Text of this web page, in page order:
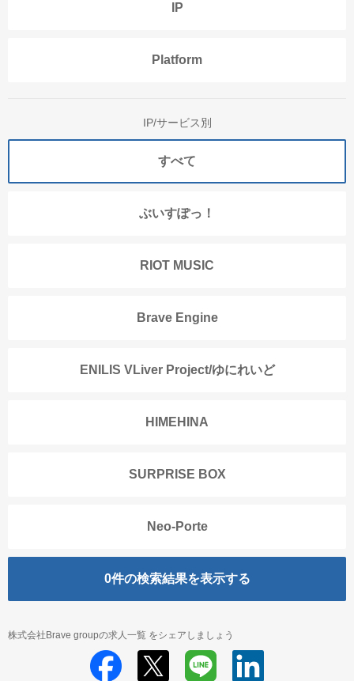
IP
Platform
IP/サービス別
すべて
ぶいすぽっ！
RIOT MUSIC
Brave Engine
ENILIS VLiver Project/ゆにれいど
HIMEHINA
SURPRISE BOX
Neo-Porte
0件の検索結果を表示する
株式会社Brave groupの求人一覧 をシェアしましょう